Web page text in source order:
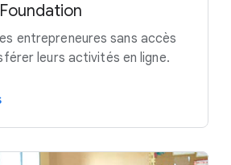
entrepreneures sans accès
leurs activités en ligne.